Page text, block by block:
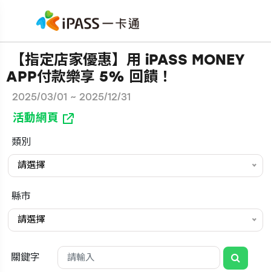
【指定店家優惠】用 iPASS MONEY
APP付款樂享 5% 回饋！
2025/03/01 ~ 2025/12/31
活動網頁
類別
請選擇
縣市
請選擇
關鍵字